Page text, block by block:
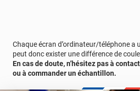
Chaque écran d’ordinateur/téléphone a
peut donc exister une différence de
En cas de doute, n’hésitez pas à
ou à commander un échantillon.